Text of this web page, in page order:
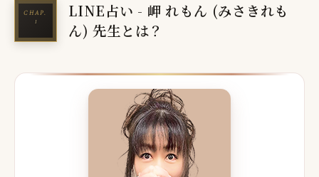
LINE占い - 岬 れもん (みさきれも
ん) 先生とは？